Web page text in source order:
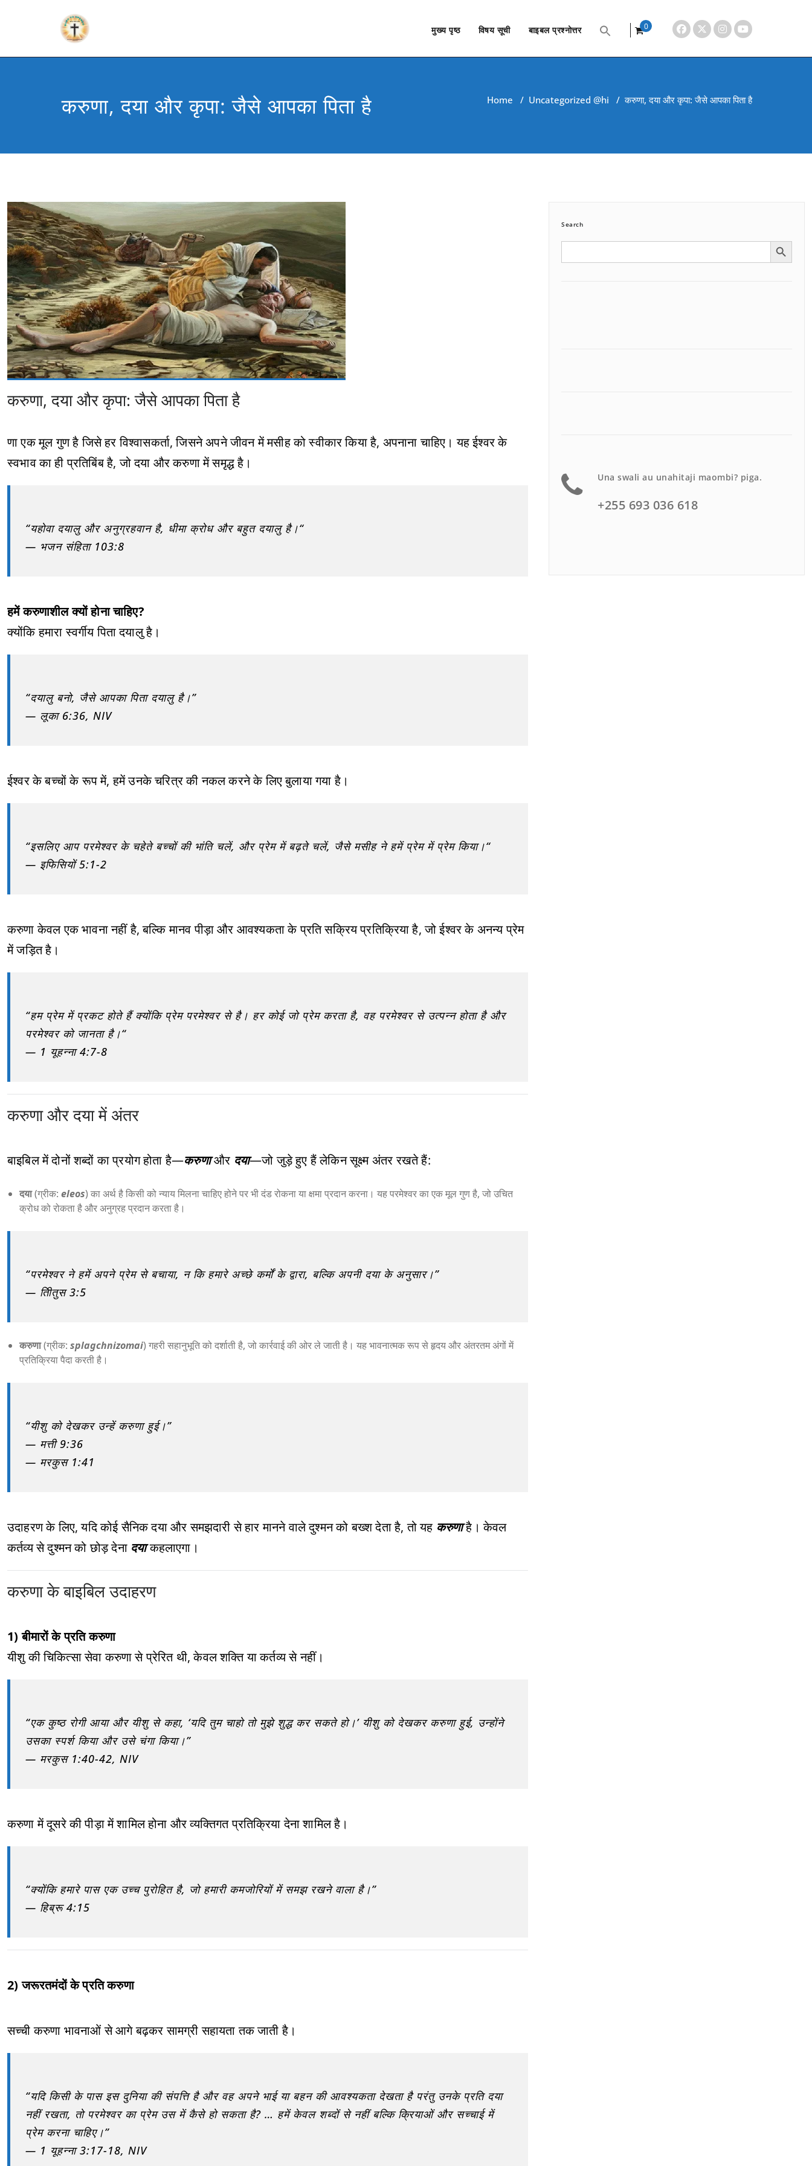
मुख्य पृष्ठ विषय सूची बाइबल प्रश्नोत्तर
0
करुणा, दया और कृपा: जैसे आपका पिता है Home / Uncategorized @hi /करुणा, दया और कृपा: जैसे आपका पिता है
करुणा, दया और कृपा: जैसे आपका पिता है
णा एक मूल गुण है जिसे हर विश्वासकर्ता, जिसने अपने जीवन में मसीह को स्वीकार किया है, अपनाना चाहिए। यह ईश्वर के
स्वभाव का ही प्रतिबिंब है, जो दया और करुणा में समृद्ध है।
“यहोवा दयालु और अनुग्रहवान है, धीमा क्रोध और बहुत दयालु है।“
— भजन संहिता 103:8
हमें करुणाशील क्यों होना चाहिए?
क्योंकि हमारा स्वर्गीय पिता दयालु है।
“दयालु बनो, जैसे आपका पिता दयालु है।”
— लूका 6:36, NIV
ईश्वर के बच्चों के रूप में, हमें उनके चरित्र की नकल करने के लिए बुलाया गया है।
“इसलिए आप परमेश्वर के चहेते बच्चों की भांति चलें, और प्रेम में बढ़ते चलें, जैसे मसीह ने हमें प्रेम में प्रेम किया।“
— इफिसियों 5:1-2
करुणा केवल एक भावना नहीं है, बल्कि मानव पीड़ा और आवश्यकता के प्रति सक्रिय प्रतिक्रिया है, जो ईश्वर के अनन्य प्रेम
में जड़ित है।
“हम प्रेम में प्रकट होते हैं क्योंकि प्रेम परमेश्वर से है। हर कोई जो प्रेम करता है, वह परमेश्वर से उत्पन्न होता है और
परमेश्वर को जानता है।“
— 1 यूहन्ना 4:7-8
करुणा और दया में अंतर
बाइबिल में दोनों शब्दों का प्रयोग होता है—करुणाऔर दया—जो जुड़े हुए हैं लेकिन सूक्ष्म अंतर रखते हैं:
दया(ग्रीक: eleos) का अर्थ है किसी को न्याय मिलना चाहिए होने पर भी दंड रोकना या क्षमा प्रदान करना। यह परमेश्वर का एक मूल गुण है, जो उचित
क्रोध को रोकता है और अनुग्रह प्रदान करता है।
“परमेश्वर ने हमें अपने प्रेम से बचाया, न कि हमारे अच्छे कर्मों के द्वारा, बल्कि अपनी दया के अनुसार।”
— तीितुस 3:5
करुणा(ग्रीक: splagchnizomai) गहरी सहानुभूति को दर्शाती है, जो कार्रवाई की ओर ले जाती है। यह भावनात्मक रूप से हृदय और अंतरतम अंगों में
प्रतिक्रिया पैदा करती है।
“यीशु को देखकर उन्हें करुणा हुई।”
— मत्ती 9:36
— मरकुस 1:41
उदाहरण के लिए, यदि कोई सैनिक दया और समझदारी से हार मानने वाले दुश्मन को बख्श देता है, तो यह करुणाहै। केवल
कर्तव्य से दुश्मन को छोड़ देना दयाकहलाएगा।
करुणा के बाइबिल उदाहरण
1) बीमारों के प्रति करुणा
यीशु की चिकित्सा सेवा करुणा से प्रेरित थी, केवल शक्ति या कर्तव्य से नहीं।
“एक कुष्ठ रोगी आया और यीशु से कहा, ‘यदि तुम चाहो तो मुझे शुद्ध कर सकते हो।’ यीशु को देखकर करुणा हुई, उन्होंने
उसका स्पर्श किया और उसे चंगा किया।”
— मरकुस 1:40-42, NIV
करुणा में दूसरे की पीड़ा में शामिल होना और व्यक्तिगत प्रतिक्रिया देना शामिल है।
“क्योंकि हमारे पास एक उच्च पुरोहित है, जो हमारी कमजोरियों में समझ रखने वाला है।”
— हिब्रू 4:15
2) जरूरतमंदों के प्रति करुणा
सच्ची करुणा भावनाओं से आगे बढ़कर सामग्री सहायता तक जाती है।
“यदि किसी के पास इस दुनिया की संपत्ति है और वह अपने भाई या बहन की आवश्यकता देखता है परंतु उनके प्रति दया
नहीं रखता, तो परमेश्वर का प्रेम उस में कैसे हो सकता है? … हमें केवल शब्दों से नहीं बल्कि क्रियाओं और सच्चाई में
प्रेम करना चाहिए।”
— 1 यूहन्ना 3:17-18, NIV
Search
Search Search Button
Una swali au unahitaji maombi? piga.
+255 693 036 618